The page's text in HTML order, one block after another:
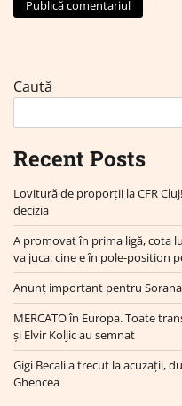
Caută
Recent Posts
Lovitură de proporții la CFR
decizia
A promovat în prima ligă, cota
va juca: cine e în pole-position
Anunț important pentru
MERCATO în Europa. Toate
și Elvir Koljic au semnat
Gigi Becali a trecut la acuzații,
Ghencea